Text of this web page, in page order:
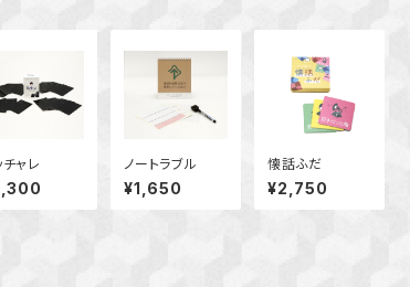
チャレ ノートラブル
¥1,650
懐話ふだ
¥2,750